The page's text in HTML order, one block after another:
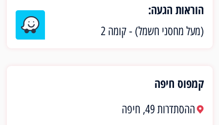
הוראות הגעה:
(מעל מחסני חשמל) - קומה 2
קמפוס חיפה
ההסתדרות 49, חיפה